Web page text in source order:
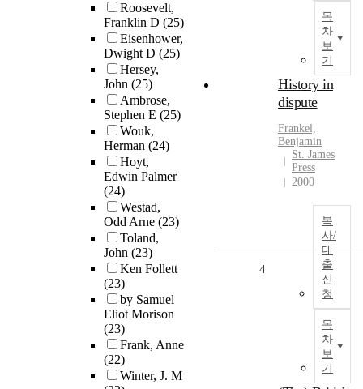
Roosevelt,
Franklin D (25)
Eisenhower,
Dwight D (25)
Hersey,
John (25)
Ambrose,
Stephen E (25)
Wouk,
Herman (24)
Hoyt,
Edwin Palmer
(24)
Westad,
Odd Arne (23)
Toland,
John (23)
Ken Follett
(23)
by Samuel
Eliot Morison
(23)
Frank, Anne
(22)
Winter, J. M
목
차
보
기
History in
dispute
Frankel,
Benjamin
St. James
Press
2000
복
사/
대
출
신
청
목
차
보
기
4